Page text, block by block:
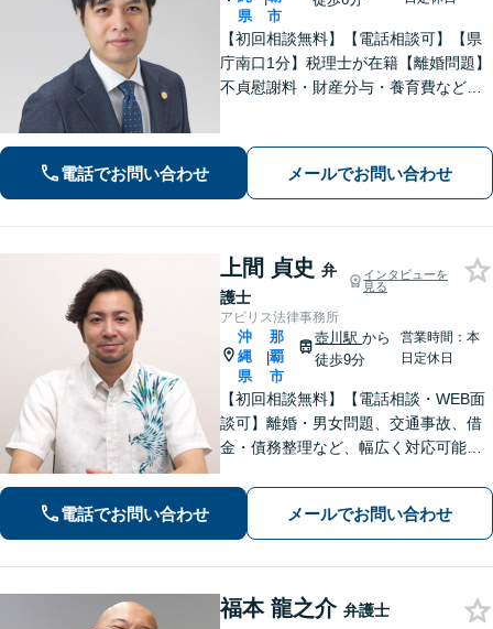
県
市
【初回相談無料】【電話相談可】【県
庁南口1分】税理士が在籍【離婚問題】
不貞慰謝料・財産分与・養育費など。
額）・明け渡し請求・立退料増額など
に対応。交渉から訴訟までお任せくだ
電話でお問い合わせ メールでお問い合わせ
上間 貞史 弁
護士
インタビューを
見る
アビリス法律事務所
沖
縄
県
|
那
覇
市
壺川駅から
徒歩9分
営業時間：本
日定休日
【初回相談無料】【電話相談・WEB面
談可】離婚・男女問題、交通事故、借
金・債務整理など、幅広く対応可能で
談しやすい対応体制を整備していま
す。抱えているお悩みを解決いたしま
すので、お気軽にお問い合わせくださ
い。
電話でお問い合わせ メールでお問い合わせ
福本 龍之介 弁護士